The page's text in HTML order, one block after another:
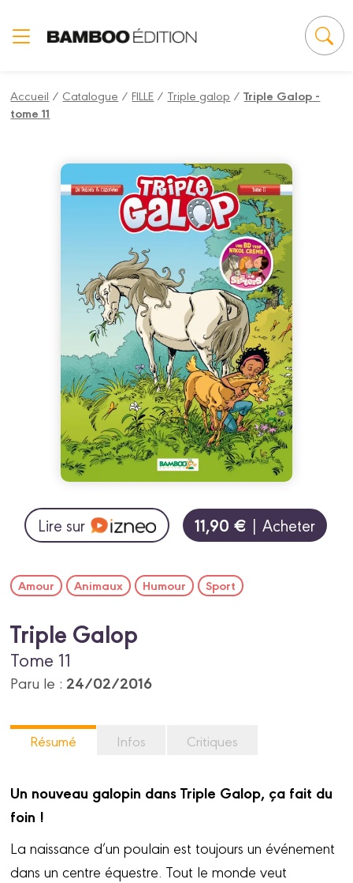
Accueil / Catalogue /FILLE / Triple galop /Triple Galop -
tome 11
Lire sur 11,90 € | Acheter
Amour Animaux Humour Sport
Triple Galop
Tome 11
Paru le : 24/02/2016
Résumé Infos Critiques
Un nouveau galopin dans Triple Galop, ça fait du
foin !
La naissance d’un poulain est toujours un événement
dans un centre équestre. Tout le monde veut